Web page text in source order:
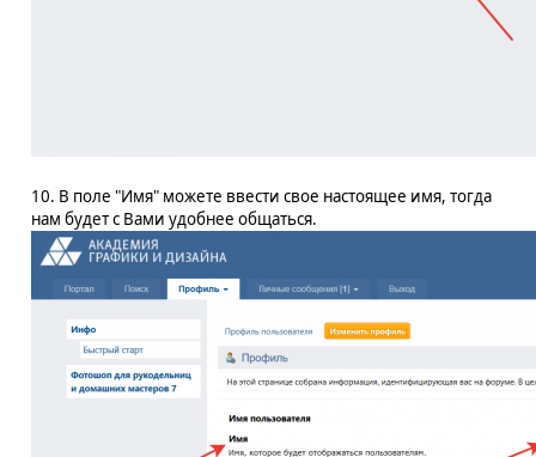
10. В поле "Имя" можете ввести свое настоящее имя, тогда
нам будет с Вами удобнее общаться.